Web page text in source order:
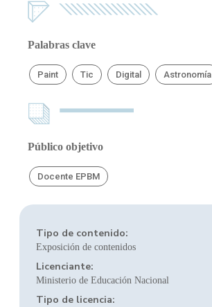
Palabras clave
Paint Tic Digital Astronomía
Público objetivo
Docente EPBM
Tipo de contenido:
Exposición de contenidos
Licenciante:
Ministerio de Educación Nacional
Tipo de licencia: